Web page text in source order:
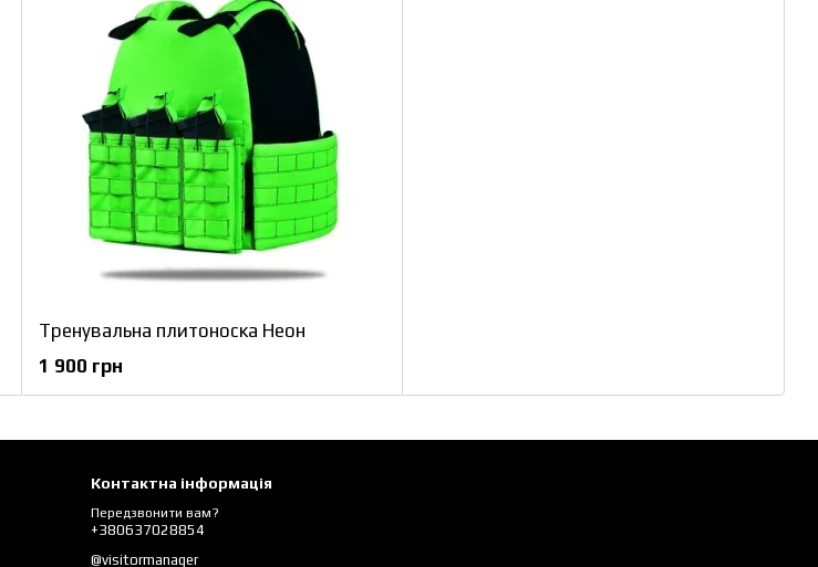
Тренувальна плитоноска Неон
1 900 грн
Контактна інформація
Передзвонити вам?
+380637028854
@visitormanager